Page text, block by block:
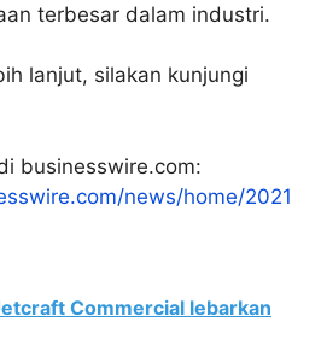
terbesar dalam industri.
lanjut, silakan kunjungi
businesswire.com:
news/home/2021
Commercial lebarkan